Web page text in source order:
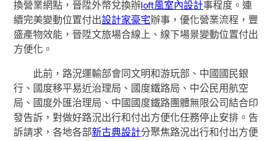
換營業網點，晉陞外幣兌換辦 loft風室內設計事程度。連
續完美變動位置付出設計家豪宅辦事，優化營業流程，豐
盛產物效能，晉陞文旅場合線上、線下場景變動位置付出
方便化。
此前，路況運輸部會同文明和游玩部、中國國民銀
行、國度移平易近治理局、國度鐵路局、中公民用航空
局、國度外匯治理局、中國國度鐵路團體無限公司結合印
發告訴，對做好路況出行和付出方便化任務停止安排。告
訴請求，各地各部新古典設計分聚焦路況出行和付出方便